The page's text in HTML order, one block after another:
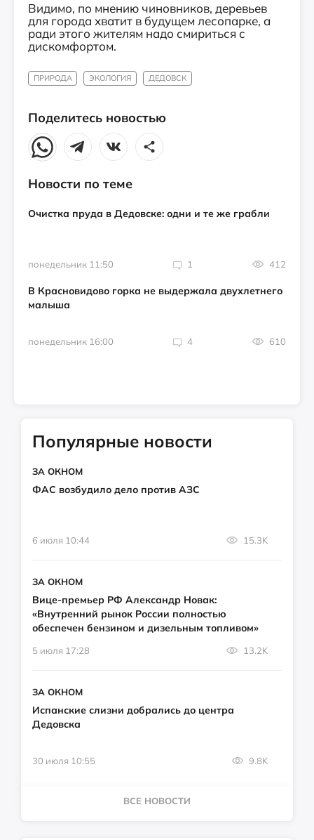
Видимо, по мнению чиновников, деревьев
для города хватит в будущем лесопарке, а
ради этого жителям надо смириться с
дискомфортом.
ПРИРОДА ЭКОЛОГИЯ ДЕДОВСК
Поделитесь новостью
Новости по теме
Очистка пруда в Дедовске: одни и те же грабли
понедельник 11:50 1 412
В Красновидово горка не выдержала двухлетнего
малыша
понедельник 16:00 4 610
Популярные новости
ЗА ОКНОМ
ФАС возбудило дело против АЗС
6 июля 10:44 15.3K
ЗА ОКНОМ
Вице-премьер РФ Александр Новак:
«Внутренний рынок России полностью
обеспечен бензином и дизельным топливом»
5 июля 17:28 13.2K
ЗА ОКНОМ
Испанские слизни добрались до центра
Дедовска
30 июля 10:55 9.8K
ВСЕ НОВОСТИ